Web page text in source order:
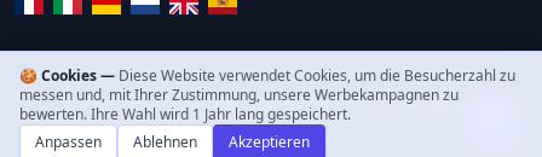
© 2011–2026 WonderCity. Alle Rechte vorbehalten.
🍪 Cookies — Diese Website verwendet Cookies, um die Besucherzahl zu
messen und, mit Ihrer Zustimmung, unsere Werbekampagnen zu
bewerten. Ihre Wahl wird 1 Jahr lang gespeichert.
Anpassen
Ablehnen Akzeptieren